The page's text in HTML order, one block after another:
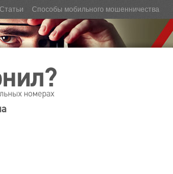
Статьи Способы мобильного мошенничества